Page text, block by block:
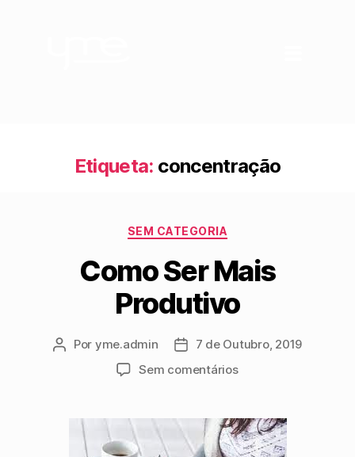
Etiqueta: concentração
SEM CATEGORIA
Como Ser Mais
Produtivo
Por yme.admin
7 de Outubro, 2019
Sem comentários